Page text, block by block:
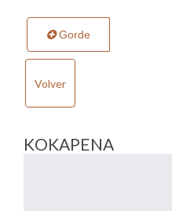
Gorde
Volver
KOKAPENA